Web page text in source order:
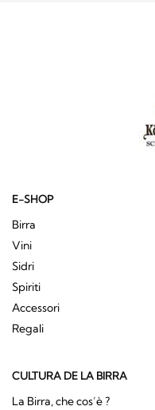
E-SHOP
Birra
Vini
Sidri
Spiriti
Accessori
Regali
CULTURA DE LA BIRRA
La Birra, che cos’è ?